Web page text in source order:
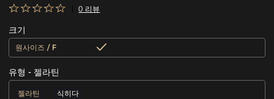
0 리뷰
크기
원사이즈 / F
유형 - 젤라틴
젤라틴 식히다